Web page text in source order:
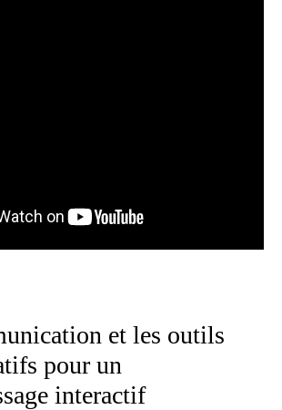
et les outils
pour un
interactif